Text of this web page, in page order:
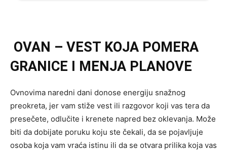
OVAN – VEST KOJA POMERA
GRANICE I MENJA PLANOVE
Ovnovima naredni dani donose energiju snažnog
preokreta, jer vam stiže vest ili razgovor koji vas tera da
presečete, odlučite i krenete napred bez oklevanja. Može
biti da dobijate poruku koju ste čekali, da se pojavljuje
osoba koja vam vraća istinu ili da se otvara prilika koja vas